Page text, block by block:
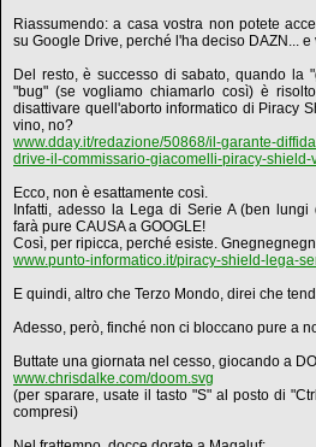
Riassumendo: a casa vostra non potete
su Google Drive, perché l'ha deciso DAZN...
Del resto, è successo di sabato, quando la
"bug" (se vogliamo chiamarlo così) è
disattivare quell'aborto informatico di Piracy
vino, no?
www.dday.it/redazione/50868/il-garante-
drive-il-commissario-giacomelli-piracy-
Ecco, non è esattamente così.
Infatti, adesso la Lega di Serie A (ben
farà pure CAUSA a GOOGLE!
Così, per ripicca, perché esiste.
www.punto-informatico.it/piracy-shield-lega-
E quindi, altro che Terzo Mondo, direi che
Adesso, però, finché non ci bloccano pure a
Buttate una giornata nel cesso, giocando a
www.chrisdalke.com/doom.svg
(per sparare, usate il tasto "S" al posto di
compresi)